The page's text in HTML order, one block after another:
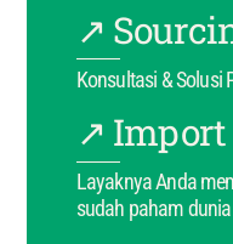
↗
Konsultasi & Solusi
↗ Import
Layaknya Anda
sudah paham